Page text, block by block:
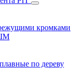
кромками
по дереву